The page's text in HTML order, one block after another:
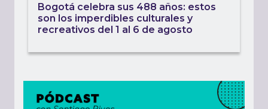
Bogotá celebra sus 488 años: estos
son los imperdibles culturales y
recreativos del 1 al 6 de agosto